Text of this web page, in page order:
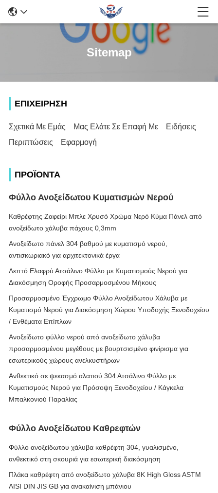
Sitemap
ΕΠΙΧΕΊΡΗΣΗ
Σχετικά Με Εμάς Μας Ελάτε Σε Επαφή Με
Ειδήσεις
Περιπτώσεις
Εφαρμογή
ΠΡΟΪΌΝΤΑ
Φύλλο Ανοξείδωτου Κυματισμών Νερού
Καθρέφτης Ζαφείρι Μπλε Χρυσό Χρώμα Νερό Κύμα Πάνελ από
ανοξείδωτο χάλυβα πάχους 0,3mm
Ανοξείδωτο πάνελ 304 βαθμού με κυματισμό νερού,
αντισκωριακό για αρχιτεκτονικά έργα
Λεπτό Ελαφρύ Ατσάλινο Φύλλο με Κυματισμούς Νερού για
Διακόσμηση Οροφής Προσαρμοσμένου Μήκους
Προσαρμοσμένο Έγχρωμο Φύλλο Ανοξείδωτου Χάλυβα με
Κυματισμό Νερού για Διακόσμηση Χώρου Υποδοχής Ξενοδοχείου
/ Ενθέματα Επίπλων
Ανοξείδωτο φύλλο νερού από ανοξείδωτο χάλυβα
προσαρμοσμένου μεγέθους με βουρτσισμένο φινίρισμα για
εσωτερικούς χώρους ανελκυστήρων
Ανθεκτικό σε ψεκασμό αλατιού 304 Ατσάλινο Φύλλο με
Κυματισμούς Νερού για Πρόσοψη Ξενοδοχείου / Κάγκελα
Μπαλκονιού Παραλίας
Φύλλο Ανοξείδωτου Καθρεφτών
Φύλλο ανοξείδωτου χάλυβα καθρέφτη 304, γυαλισμένο,
ανθεκτικό στη σκουριά για εσωτερική διακόσμηση
Πλάκα καθρέφτη από ανοξείδωτο χάλυβα 8K High Gloss ASTM
AISI DIN JIS GB για ανακαίνιση μπάνιου